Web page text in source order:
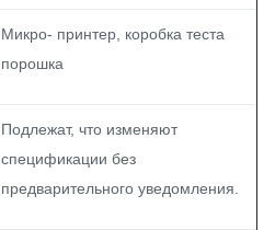
Микро- принтер, коробка теста
порошка
Подлежат, что изменяют
спецификации без
предварительного уведомления.